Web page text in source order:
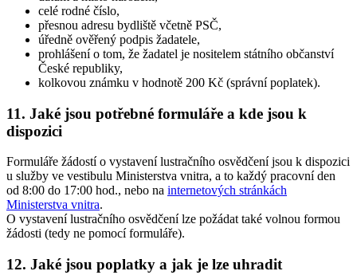
celé rodné číslo,
přesnou adresu bydliště včetně PSČ,
úředně ověřený podpis žadatele,
prohlášení o tom, že žadatel je nositelem státního občanství
České republiky,
kolkovou známku v hodnotě 200 Kč (správní poplatek).
11. Jaké jsou potřebné formuláře a kde jsou k
dispozici
Formuláře žádostí o vystavení lustračního osvědčení jsou k dispozici
u služby ve vestibulu Ministerstva vnitra, a to každý pracovní den
od 8:00 do 17:00 hod., nebo na internetových stránkách
Ministerstva vnitra.
O vystavení lustračního osvědčení lze požádat také volnou formou
žádosti (tedy ne pomocí formuláře).
12. Jaké jsou poplatky a jak je lze uhradit